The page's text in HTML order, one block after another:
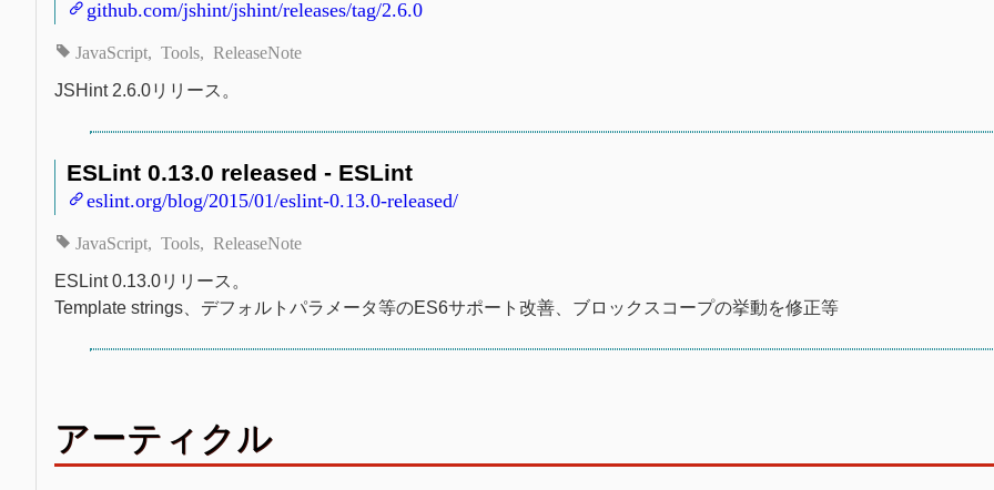
github.com/jshint/jshint/releases/tag/2.6.0
JavaScript Tools ReleaseNote
JSHint 2.6.0リリース。
ESLint 0.13.0 released - ESLint
eslint.org/blog/2015/01/eslint-0.13.0-released/
JavaScript Tools ReleaseNote
ESLint 0.13.0リリース。
Template strings、デフォルトパラメータ等のES6サポート改善、ブロックスコープの挙動を修正等
アーティクル